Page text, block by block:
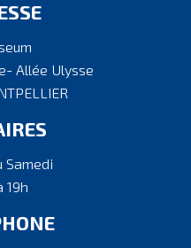
Allée Ulysse
Samedi
19h